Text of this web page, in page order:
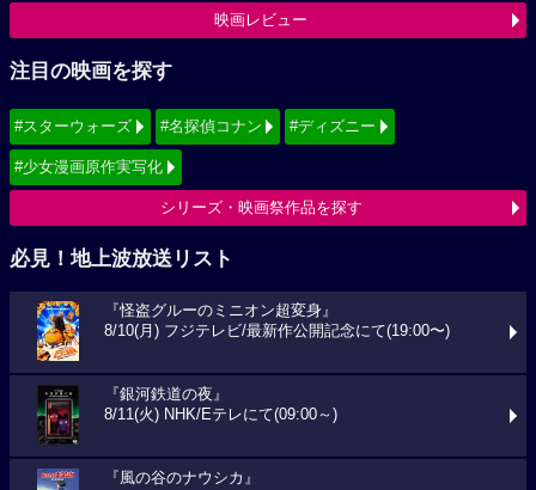
映画レビュー
注目の映画を探す
#スターウォーズ #名探偵コナン #ディズニー
#少女漫画原作実写化
シリーズ・映画祭作品を探す
必見！地上波放送リスト
『怪盗グルーのミニオン超変身』
8/10(月) フジテレビ/最新作公開記念にて(19:00〜)
『銀河鉄道の夜』
8/11(火) NHK/Eテレにて(09:00～)
『風の谷のナウシカ』